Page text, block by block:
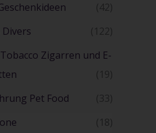
(42)
Divers
(122)
Zigarren und E-
(19)
Pet Food
(33)
(18)